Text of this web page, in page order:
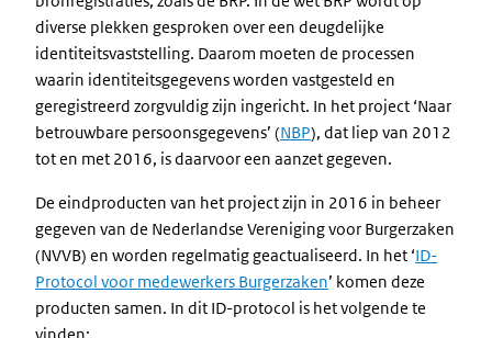
diverse plekken gesproken over een deugdelijke
identiteitsvaststelling. Daarom moeten de processen
waarin identiteitsgegevens worden vastgesteld en
geregistreerd zorgvuldig zijn ingericht. In het project ‘Naar
betrouwbare persoonsgegevens’ (NBP), dat liep van 2012
tot en met 2016, is daarvoor een aanzet gegeven.
De eindproducten van het project zijn in 2016 in beheer
gegeven van de Nederlandse Vereniging voor Burgerzaken
(NVVB) en worden regelmatig geactualiseerd. In het ‘ID-
Protocol voor medewerkers Burgerzaken’ komen deze
producten samen. In dit ID-protocol is het volgende te